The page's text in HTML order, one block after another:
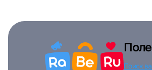
Поиск